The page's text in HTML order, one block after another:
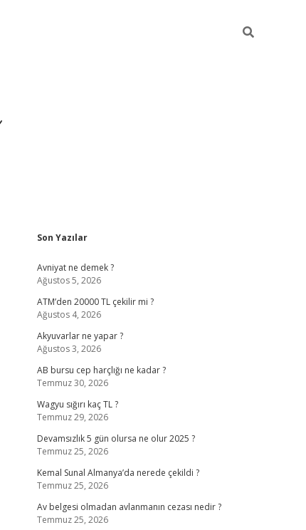
Sidebar
Son Yazılar
Avniyat ne demek ?
Ağustos 5, 2026
ATM’den 20000 TL çekilir mi ?
Ağustos 4, 2026
Akyuvarlar ne yapar ?
Ağustos 3, 2026
AB bursu cep harçlığı ne kadar ?
Temmuz 30, 2026
Wagyu sığırı kaç TL ?
Temmuz 29, 2026
Devamsızlık 5 gün olursa ne olur 2025 ?
Temmuz 25, 2026
Kemal Sunal Almanya’da nerede çekildi ?
Temmuz 25, 2026
Av belgesi olmadan avlanmanın cezası nedir ?
Temmuz 25, 2026